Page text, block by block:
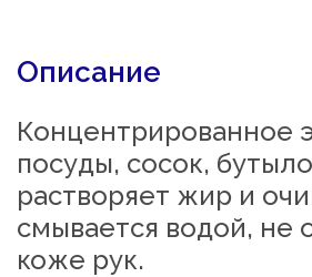
Описание
Концентрированное
посуды, сосок,
растворяет жир и
смывается водой, не
коже рук.